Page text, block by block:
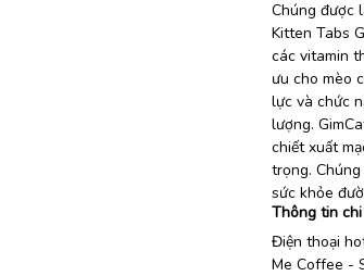
Chúng được
Kitten Tabs
các vitamin
ưu cho mèo
lực và chức
lượng.
chiết xuất
trọng.
sức khỏe
Thông tin
Điện thoại
Me Coffee -